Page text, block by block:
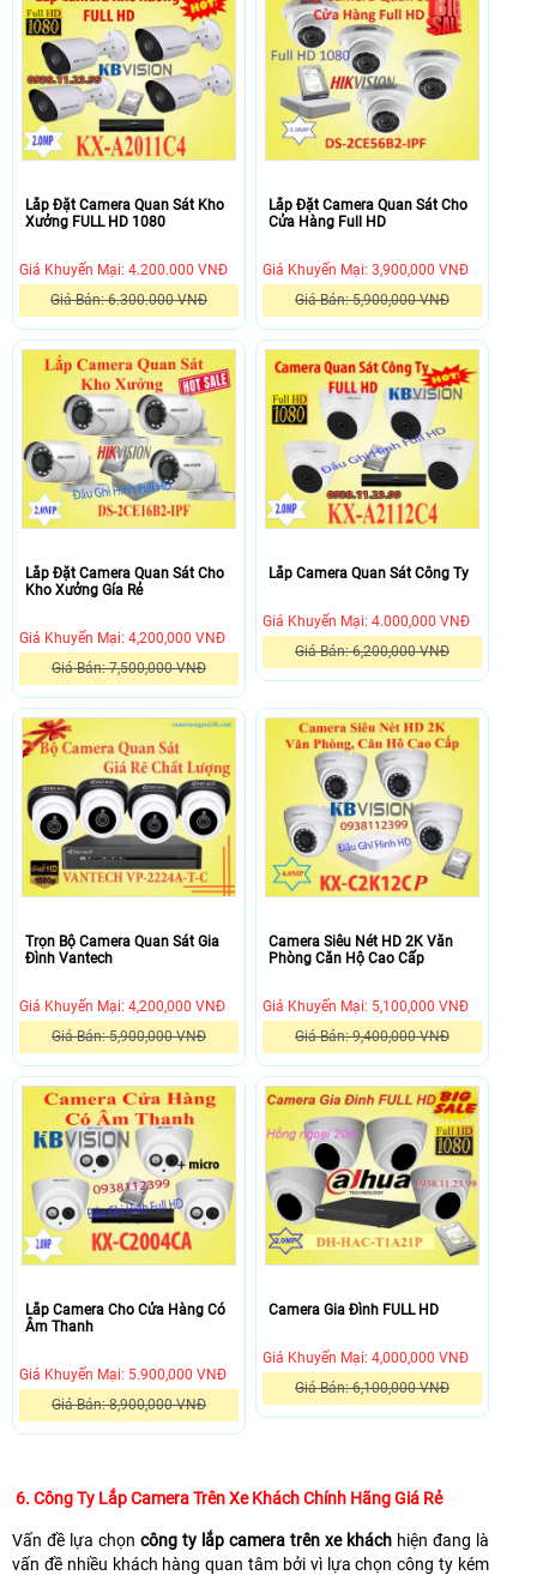
Lắp Đặt Camera Quan Sát Kho
Xưởng FULL HD 1080
Giá Khuyến Mại: 4.200.000 VNĐ
Giá Bán: 6.300.000 VNĐ
Lắp Đặt Camera Quan Sát Cho
Cửa Hàng Full HD
Giá Khuyến Mại: 3,900,000 VNĐ
Giá Bán: 5,900,000 VNĐ
Lắp Đặt Camera Quan Sát Cho
Kho Xưởng Gía Rẻ
Giá Khuyến Mại: 4,200,000 VNĐ
Giá Bán: 7,500,000 VNĐ
Lắp Camera Quan Sát Công Ty
Giá Khuyến Mại: 4.000,000 VNĐ
Giá Bán: 6,200,000 VNĐ
Trọn Bộ Camera Quan Sát Gia
Đình Vantech
Giá Khuyến Mại: 4,200,000 VNĐ
Giá Bán: 5,900,000 VNĐ
Camera Siêu Nét HD 2K Văn
Phòng Căn Hộ Cao Cấp
Giá Khuyến Mại: 5,100,000 VNĐ
Giá Bán: 9,400,000 VNĐ
Lắp Camera Cho Cửa Hàng Có
Âm Thanh
Giá Khuyến Mại: 5.900,000 VNĐ
Giá Bán: 8,900,000 VNĐ
Camera Gia Đình FULL HD
Giá Khuyến Mại: 4,000,000 VNĐ
Giá Bán: 6,100,000 VNĐ
6. Công Ty Lắp Camera Trên Xe Khách Chính Hãng Giá Rẻ
Vấn đề lựa chọn công ty lắp camera trên xe khách hiện đang là
vấn đề nhiều khách hàng quan tâm bởi vì lựa chọn công ty kém